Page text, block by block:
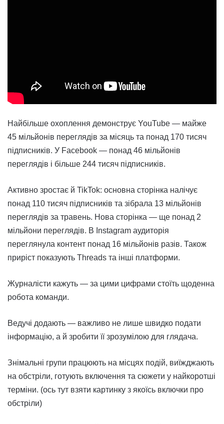
Найбільше охоплення демонструє YouTube — майже
45 мільйонів переглядів за місяць та понад 170 тисяч
підписників. У Facebook — понад 46 мільйонів
переглядів і більше 244 тисяч підписників.
Активно зростає й TikTok: основна сторінка налічує
понад 110 тисяч підписників та зібрала 13 мільйонів
переглядів за травень. Нова сторінка — ще понад 2
мільйони переглядів. В Instagram аудиторія
переглянула контент понад 16 мільйонів разів. Також
приріст показують Threads та інші платформи.
Журналісти кажуть — за цими цифрами стоїть щоденна
робота команди.
Ведучі додають — важливо не лише швидко подати
інформацію, а й зробити її зрозумілою для глядача.
Знімальні групи працюють на місцях подій, виїжджають
на обстріли, готують включення та сюжети у найкоротші
терміни. (ось тут взяти картинку з якоїсь включки про
обстріли)